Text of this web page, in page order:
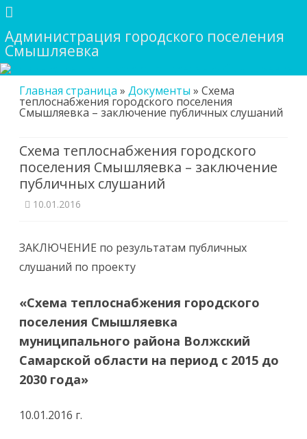
Администрация городского поселения
Смышляевка
to
content
Главная страница » Документы » Схема
теплоснабжения городского поселения
Смышляевка – заключение публичных слушаний
Схема теплоснабжения городского
поселения Смышляевка – заключение
публичных слушаний
10.01.2016
ЗАКЛЮЧЕНИЕ по результатам публичных
слушаний по проекту
«Схема теплоснабжения городского
поселения Смышляевка
муниципального района Волжский
Самарской области на период с 2015 до
2030 года»
10.01.2016 г.